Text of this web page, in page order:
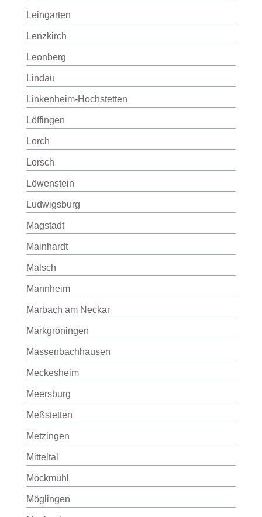
Leingarten
Lenzkirch
Leonberg
Lindau
Linkenheim-Hochstetten
Löffingen
Lorch
Lorsch
Löwenstein
Ludwigsburg
Magstadt
Mainhardt
Malsch
Mannheim
Marbach am Neckar
Markgröningen
Massenbachhausen
Meckesheim
Meersburg
Meßstetten
Metzingen
Mitteltal
Möckmühl
Möglingen